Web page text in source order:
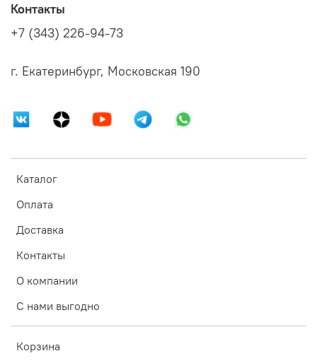
Каталог
Оплата
Доставка
Контакты
О компании
С нами выгодно
Корзина
Контакты
+7 (343) 226-94-73
г. Екатеринбург, Московская 190